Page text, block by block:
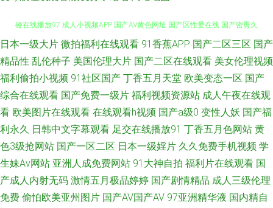
超碰人人三级 美国一级毛卡 91导航福利视频 97午夜伦理 www无码高清 超
碰在线播放97 成人小视频APP 国产AV黄色网址 国产区性爱在线 国产密臀久
久 精品国语逼 久久天堂国产情侣 伊人大香蕉亚洲 在线观看欧美肏屄 东京
AvAv 在线免费九一网站 AV天堂淫网 国产情侣啪啪啪 超碰人妻人射 国产自
啪视频 精品一二一日韩 狼友性福 欧美无砖砖区 欧洲色视频 日韩伦理片二区
天天干视频有哪些 伊人狠狠极品综合 91豆花视频18 91色色小视频 av18导
日本一级大片 微拍福利在线观看 91香蕉APP 国产二区三区 国产
精品性 乱伦种子 美国伦理大片 国产二区在线观看 美女伦理视频
福利偷拍小视频 91社区国产 丁香五月天堂 欧美变态一区 国产
综合在线观看 国产免费一级片 福利视频资源站 成人午夜在线观
看 欧美图片在线观看 在线观看h视频 国产a级0 变性人妖 国产福
利永久 日韩中文字幕观看 足交在线播放91 丁香五月色网站 黄
色3级抢网站 国产一区二区 日本一级婬片 久久免费手机视频 学
生妹Av网站 亚洲人成免费网站 91大神自拍 福利片在线观看 国
产成人内射无码 激情五月极品婷婷 国产剧情精品 成人三级伦理
免费 偷怕欧美亚州图片 国产AV国产AV 97亚洲精华液 国内精自